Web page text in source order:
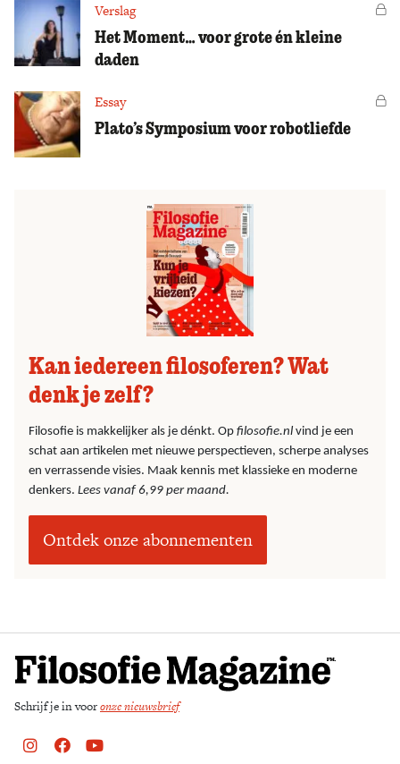
Verslag
Het Moment… voor grote én kleine
daden
Essay
Plato’s Symposium voor robotliefde
Kan iedereen filosoferen? Wat
denk je zelf?
Filosofie is makkelijker als je dénkt. Op filosofie.nl vind je een
schat aan artikelen met nieuwe perspectieven, scherpe analyses
en verrassende visies. Maak kennis met klassieke en moderne
denkers. Lees vanaf 6,99 per maand.
Ontdek onze abonnementen
Schrijf je in vooronze nieuwsbrief
Instagram
FacebookYoutube